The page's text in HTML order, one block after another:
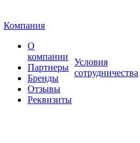
Компания
О
компании
Партнеры
Бренды
Отзывы
Реквизиты
Условия
сотрудничества